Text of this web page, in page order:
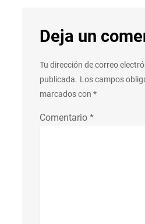
Deja un
Tu dirección de correo
publicada. Los campos
marcados con *
Comentario *